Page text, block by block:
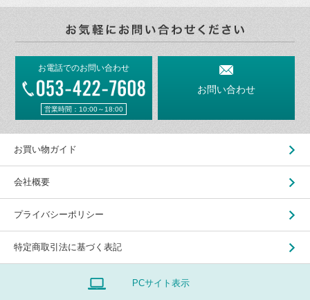
お電話でのお問い合わせ
営業時間：10:00～18:00
お問い合わせ
お買い物ガイド
会社概要
プライバシーポリシー
特定商取引法に基づく表記
PCサイト表示